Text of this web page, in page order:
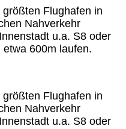
Flughafen in
Nahverkehr
u.a. S8 oder
600m laufen.
Flughafen in
Nahverkehr
u.a. S8 oder